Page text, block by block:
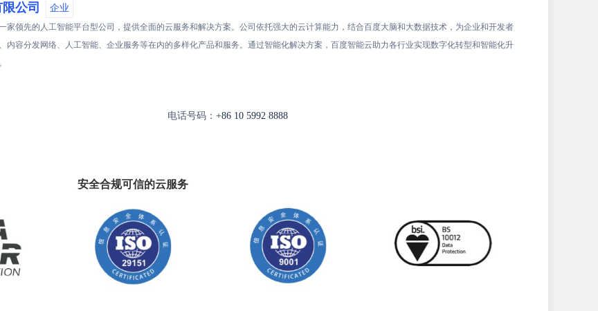
公司 企业
家领先的人工智能平台型公司，提供全面的云服务和解决方案。公司依托强大的云计算能力，结合百度大脑和大数据技术，为企业和开发者
内容分发网络、人工智能、企业服务等在内的多样化产品和服务。通过智能化解决方案，百度智能云助力各行业实现数字化转型和智能化升
电话号码： +86 10 5992 8888
安全合规可信的云服务